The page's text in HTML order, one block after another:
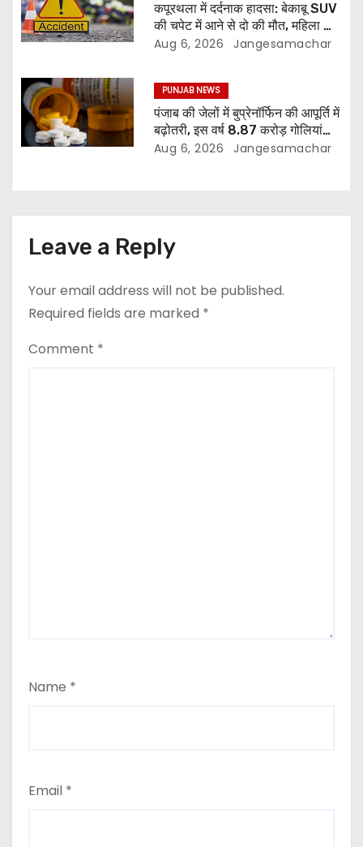
कपूरथला में दर्दनाक हादसा: बेकाबू SUV
की चपेट में आने से दो की मौत, महिला की
हालत गंभीर
Aug 6, 2026 Jangesamachar
PUNJAB NEWS
पंजाब की जेलों में बुप्रेनॉर्फिन की आपूर्ति में
बढ़ोतरी, इस वर्ष 8.87 करोड़ गोलियां
जारी: रिपोर्ट
Aug 6, 2026 Jangesamachar
Leave a Reply
Your email address will not be published.
Required fields are marked *
Comment *
Name *
Email *